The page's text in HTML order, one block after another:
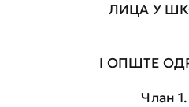
ЛИЦА У
I ОПШТЕ
Члан 1.